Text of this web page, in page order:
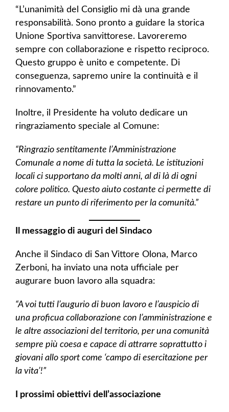
“L’unanimità del Consiglio mi dà una grande
responsabilità. Sono pronto a guidare la storica
Unione Sportiva sanvittorese. Lavoreremo
sempre con collaborazione e rispetto reciproco.
Questo gruppo è unito e competente. Di
conseguenza, sapremo unire la continuità e il
rinnovamento.”
Inoltre, il Presidente ha voluto dedicare un
ringraziamento speciale al Comune:
“Ringrazio sentitamente l’Amministrazione
Comunale a nome di tutta la società. Le istituzioni
locali ci supportano da molti anni, al di là di ogni
colore politico. Questo aiuto costante ci permette di
restare un punto di riferimento per la comunità.”
Il messaggio di auguri del Sindaco
Anche il Sindaco di San Vittore Olona, Marco
Zerboni, ha inviato una nota ufficiale per
augurare buon lavoro alla squadra:
“A voi tutti l’augurio di buon lavoro e l’auspicio di
una proficua collaborazione con l’amministrazione e
le altre associazioni del territorio, per una comunità
sempre più coesa e capace di attrarre soprattutto i
giovani allo sport come ‘campo di esercitazione per
la vita’!”
I prossimi obiettivi dell’associazione